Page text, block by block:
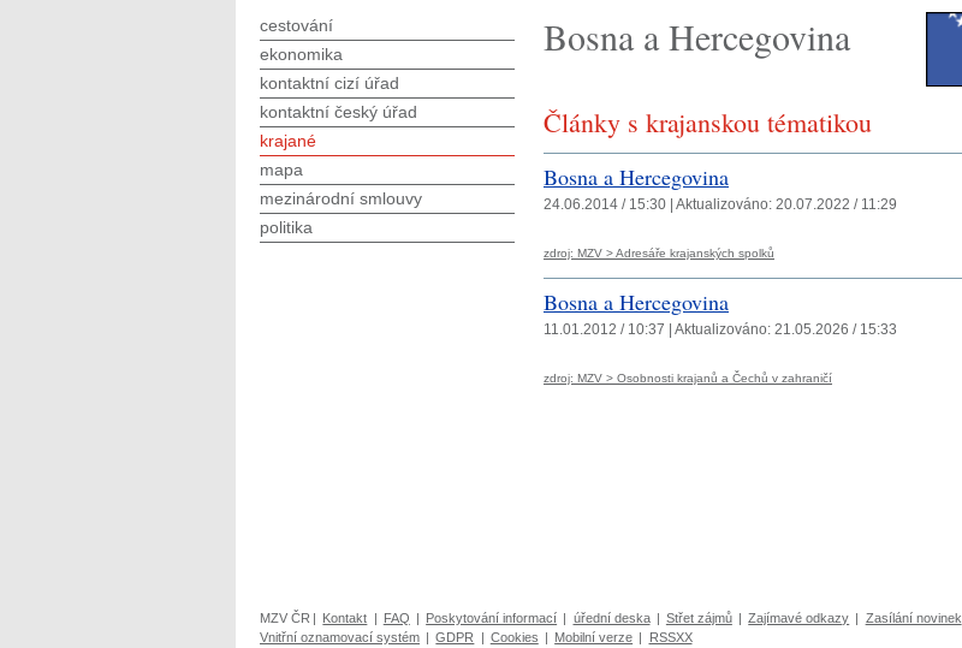
Bosna a Hercegovina
Články s krajanskou tématikou
Bosna a Hercegovina
24.06.2014 / 15:30 | Aktualizováno: 20.07.2022 / 11:29
zdroj: MZV > Adresáře krajanských spolků
Bosna a Hercegovina
11.01.2012 / 10:37 | Aktualizováno: 21.05.2026 / 15:33
zdroj: MZV > Osobnosti krajanů a Čechů v zahraničí
cestování
ekonomika
kontaktní cizí úřad
kontaktní český úřad
krajané
mapa
mezinárodní smlouvy
politika
MZV ČR | Kontakt | FAQ | Poskytování informací | úřední deska | Střet zájmů | Zajímavé odkazy | Zasílání novinek
Vnitřní oznamovací systém | GDPR | Cookies | Mobilní verze | RSSXX